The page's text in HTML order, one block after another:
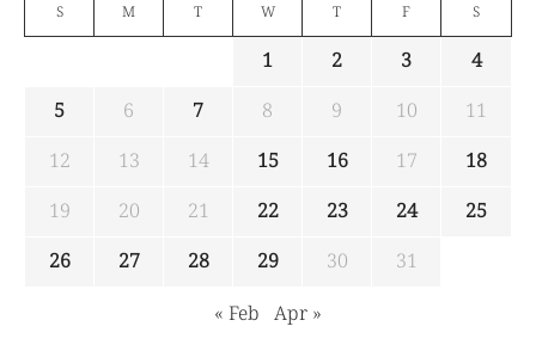
S M T W T F S
1 2 3
4
5
6 7 8 9 10
11
12
13 14 15 16 17
18
19
20 21 22 23 24
25
26
27 28 29 30
31
« Feb Apr »